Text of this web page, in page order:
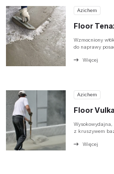
O
Azichem
Floor
Wzmocniony
do naprawy
Więcej
Azichem
Floor
z kruszywem
Więcej